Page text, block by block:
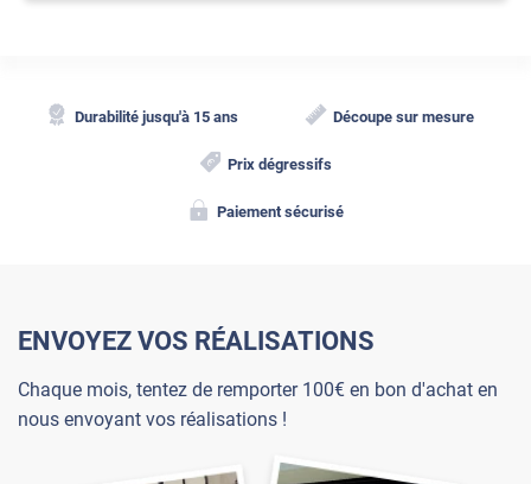
Durabilité jusqu'à 15 ans Découpe sur mesure
Prix dégressifs
Paiement sécurisé
ENVOYEZ VOS RÉALISATIONS
Chaque mois, tentez de remporter 100€ en bon d'achat en
nous envoyant vos réalisations !